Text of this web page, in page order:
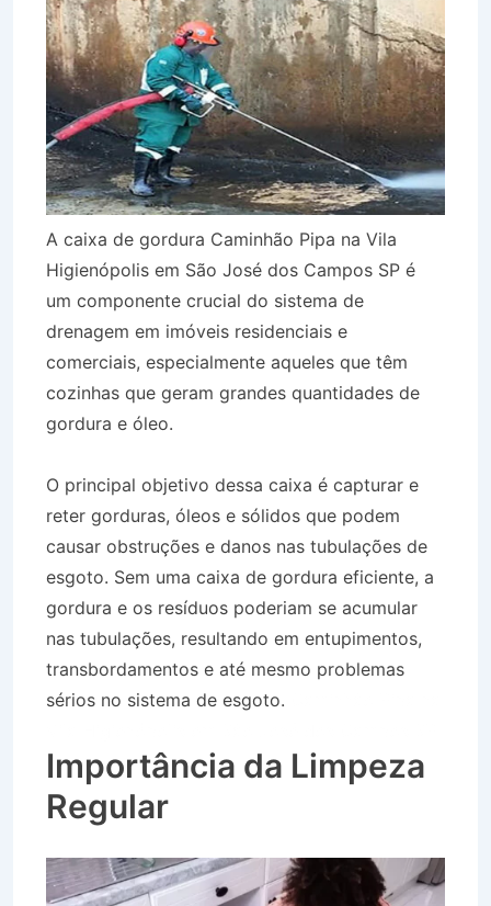
A caixa de gordura Caminhão Pipa na Vila
Higienópolis em São José dos Campos SP é
um componente crucial do sistema de
drenagem em imóveis residenciais e
comerciais, especialmente aqueles que têm
cozinhas que geram grandes quantidades de
gordura e óleo.
O principal objetivo dessa caixa é capturar e
reter gorduras, óleos e sólidos que podem
causar obstruções e danos nas tubulações de
esgoto. Sem uma caixa de gordura eficiente, a
gordura e os resíduos poderiam se acumular
nas tubulações, resultando em entupimentos,
transbordamentos e até mesmo problemas
sérios no sistema de esgoto.
Importância da Limpeza
Regular